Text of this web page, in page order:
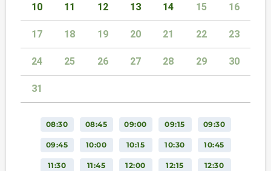
10 11 12 13 14 15 16
17 18 19 20 21 22 23
24 25 26 27 28 29 30
31
08:30 08:45 09:00 09:15 09:30
09:45 10:00 10:15 10:30 10:45
11:30 11:45 12:00 12:15 12:30